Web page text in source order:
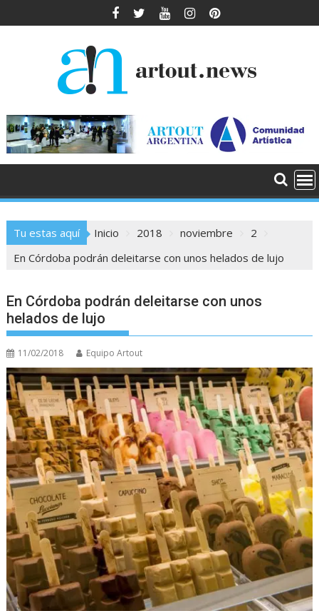
al
Tu estas aquí Inicio 2018 noviembre
2
En Córdoba podrán deleitarse con unos helados de lujo
En Córdoba podrán deleitarse con unos
helados de lujo
11/02/2018 Equipo Artout